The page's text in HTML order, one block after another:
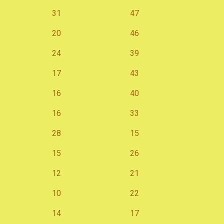
31 47
20 46
24 39
17 43
16 40
16 33
28 15
15 26
12 21
10 22
14 17